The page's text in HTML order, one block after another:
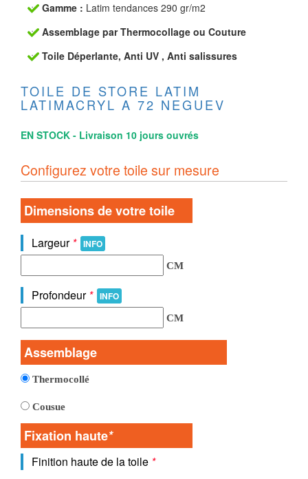
Gamme : Latim tendances 290 gr/m2
Assemblage par Thermocollage ou Couture
Toile Déperlante, Anti UV , Anti salissures
TOILE DE STORE LATIM
LATIMACRYL A 72 NEGUEV
EN STOCK - Livraison 10 jours ouvrés
Configurez votre toile sur mesure
Dimensions de votre toile
Largeur * INFO
CM
Profondeur * INFO
CM
Assemblage
Thermocollé
Cousue
Fixation haute*
Finition haute de la toile *